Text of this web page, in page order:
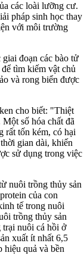
các loài lưỡng cư.
pháp sinh học thay
với môi trường
đoạn các bào tử
tìm kiếm vật chủ
và rong biển được
cho biết: "Thiệt
số hóa chất đã
rất tốn kém, có hại
gian dài, khiến
sử dụng trong việc
nuôi trồng thủy sản
của con
tế trong nuôi
trồng thủy sản
trại nuôi cá hồi ở
xuất ít nhất 6,5
hiệu quả và bền